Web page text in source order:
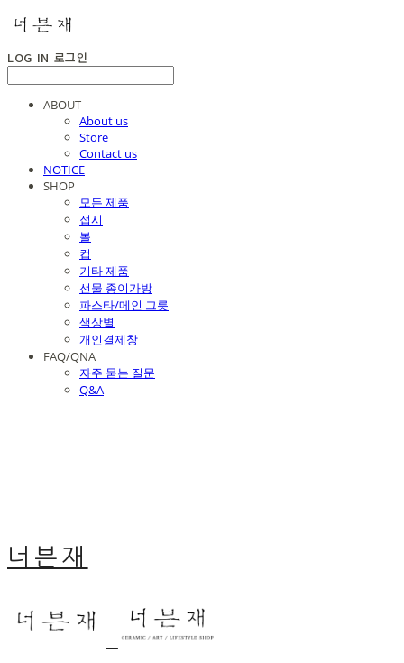
LOG IN 로그인
ABOUT
About us
Store
Contact us
NOTICE
SHOP
모든 제품
접시
볼
컵
기타 제품
선물 종이가방
파스타/메인 그릇
색상별
개인결제창
FAQ/QNA
자주 묻는 질문
Q&A
너븐재